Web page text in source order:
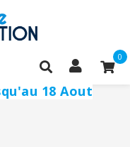
0
18 Aout